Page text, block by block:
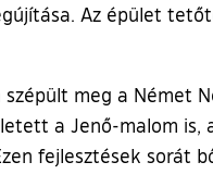
Az épület
meg a Német
a Jenő-malom is,
fejlesztések sorát